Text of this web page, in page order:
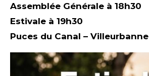
Assemblée Générale à 18h30
Estivale à 19h30
Puces du Canal – Villeurbanne